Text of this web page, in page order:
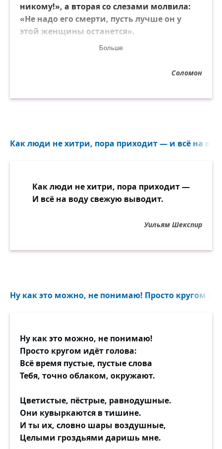
никому!», а вторая со слезами молвила:
«Не надо его смерти, пусть лучше он у
этой женщины останется».
Больше
Соломон
Как люди не хитри, пора приходит — и всё на
Как люди не хитри, пора приходит —
И всё на воду свежую выводит.
Уильям Шекспир
Ну как это можно, не понимаю! Просто кругом
Ну как это можно, не понимаю!
Просто кругом идёт голова:
Всё время пустые, пустые слова
Тебя, точно облаком, окружают.
Цветистые, пёстрые, равнодушные.
Они кувыркаются в тишине.
И ты их, словно шары воздушные,
Целыми гроздьями даришь мне.